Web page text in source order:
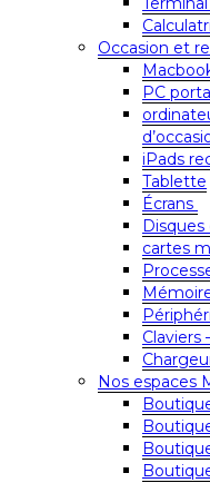
Occasion et
PC
iPads
Tablette
Écrans
Disques
cartes
Claviers
Nos espaces